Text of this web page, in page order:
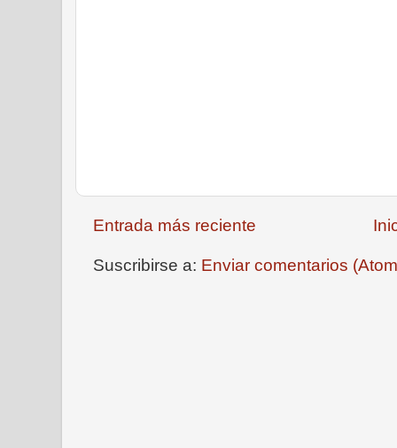
Entrada más reciente
Suscribirse a: Enviar comentarios